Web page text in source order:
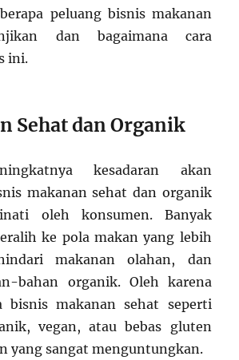
peluang bisnis makanan
dan bagaimana cara
ini.
Sehat dan Organik
kesadaran akan
makanan sehat dan organik
oleh konsumen. Banyak
ke pola makan yang lebih
makanan olahan, dan
bahan organik. Oleh karena
bisnis makanan sehat seperti
vegan, atau bebas gluten
yang sangat menguntungkan.